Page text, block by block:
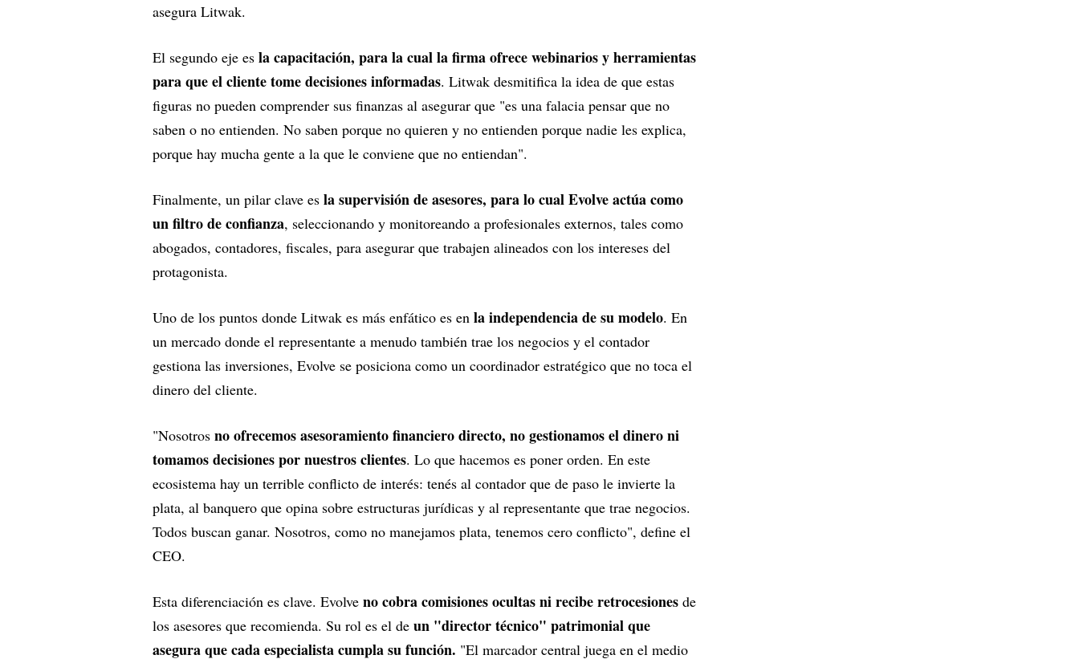
asegura Litwak.
El segundo eje es la capacitación, para la cual la firma ofrece webinarios y herramientas
para que el cliente tome decisiones informadas. Litwak desmitifica la idea de que estas
figuras no pueden comprender sus finanzas al asegurar que "es una falacia pensar que no
saben o no entienden. No saben porque no quieren y no entienden porque nadie les explica,
porque hay mucha gente a la que le conviene que no entiendan".
Finalmente, un pilar clave es la supervisión de asesores, para lo cual Evolve actúa como
un filtro de confianza, seleccionando y monitoreando a profesionales externos, tales como
abogados, contadores, fiscales, para asegurar que trabajen alineados con los intereses del
protagonista.
Uno de los puntos donde Litwak es más enfático es en la independencia de su modelo. En
un mercado donde el representante a menudo también trae los negocios y el contador
gestiona las inversiones, Evolve se posiciona como un coordinador estratégico que no toca el
dinero del cliente.
"Nosotros no ofrecemos asesoramiento financiero directo, no gestionamos el dinero ni
tomamos decisiones por nuestros clientes. Lo que hacemos es poner orden. En este
ecosistema hay un terrible conflicto de interés: tenés al contador que de paso le invierte la
plata, al banquero que opina sobre estructuras jurídicas y al representante que trae negocios.
Todos buscan ganar. Nosotros, como no manejamos plata, tenemos cero conflicto", define el
CEO.
Esta diferenciación es clave. Evolve no cobra comisiones ocultas ni recibe retrocesiones de
los asesores que recomienda. Su rol es el de un "director técnico" patrimonial que
asegura que cada especialista cumpla su función. "El marcador central juega en el medio